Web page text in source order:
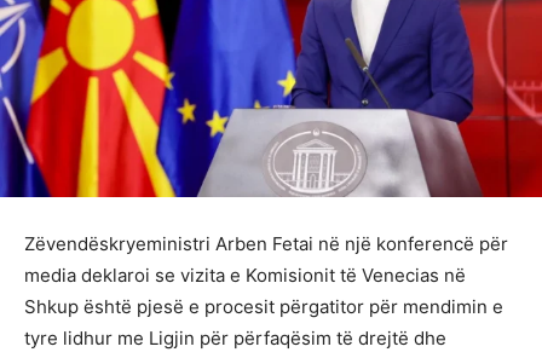
Zëvendëskryeministri Arben Fetai në një konferencë për
media deklaroi se vizita e Komisionit të Venecias në
Shkup është pjesë e procesit përgatitor për mendimin e
tyre lidhur me Ligjin për përfaqësim të drejtë dhe